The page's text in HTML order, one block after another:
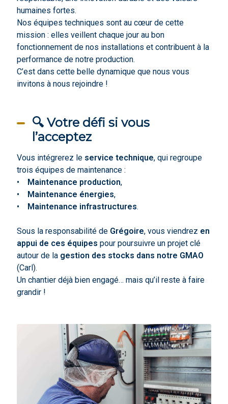
humaines fortes.
Nos équipes techniques sont au cœur de cette
mission : elles veillent chaque jour au bon
fonctionnement de nos installations et contribuent à la
performance de notre production.
C’est dans cette belle dynamique que nous vous
invitons à nous rejoindre !
🔍 Votre défi si vous
l’acceptez
Vous intégrerez leservice technique, qui regroupe
trois équipes de maintenance :
• Maintenance production,
• Maintenance énergies,
• Maintenance infrastructures.
Sous la responsabilité de Grégoire, vous viendrez en
appui de ces équipes pour poursuivre un projet clé
autour de la gestion des stocks dans notre GMAO
(Carl).
Un chantier déjà bien engagé… mais qu’il reste à faire
grandir !